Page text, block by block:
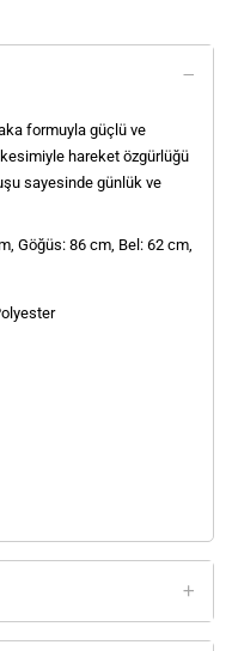
formuyla güçlü ve
hareket özgürlüğü
sayesinde günlük ve
Göğüs: 86 cm, Bel: 62 cm,